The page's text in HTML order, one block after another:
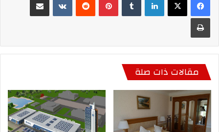
طباعة
مقالات ذات صلة